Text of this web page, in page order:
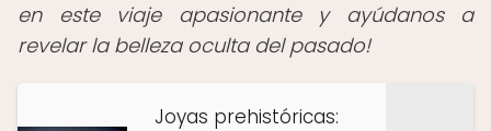
en este viaje apasionante y ayúdanos a
revelar la belleza oculta del pasado!
Joyas prehistóricas: